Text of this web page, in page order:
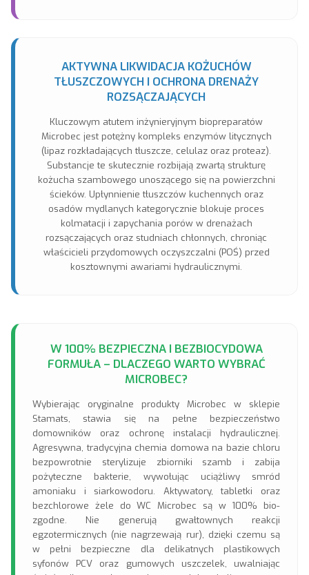
AKTYWNA LIKWIDACJA KOŻUCHÓW
TŁUSZCZOWYCH I OCHRONA DRENAŻY
ROZSĄCZAJĄCYCH
Kluczowym atutem inżynieryjnym biopreparatów
Microbec jest potężny kompleks enzymów litycznych
(lipaz rozkładających tłuszcze, celulaz oraz proteaz).
Substancje te skutecznie rozbijają zwartą strukturę
kożucha szambowego unoszącego się na powierzchni
ścieków. Upłynnienie tłuszczów kuchennych oraz
osadów mydlanych kategorycznie blokuje proces
kolmatacji i zapychania porów w drenażach
rozsączających oraz studniach chłonnych, chroniąc
właścicieli przydomowych oczyszczalni (POŚ) przed
kosztownymi awariami hydraulicznymi.
W 100% BEZPIECZNA I BEZBIOCYDOWA
FORMUŁA – DLACZEGO WARTO WYBRAĆ
MICROBEC?
Wybierając oryginalne produkty Microbec w sklepie
Stamats, stawia się na pełne bezpieczeństwo
domowników oraz ochronę instalacji hydraulicznej.
Agresywna, tradycyjna chemia domowa na bazie chloru
bezpowrotnie sterylizuje zbiorniki szamb i zabija
pożyteczne bakterie, wywołując uciążliwy smród
amoniaku i siarkowodoru. Aktywatory, tabletki oraz
bezchlorowe żele do WC Microbec są w 100% bio-
zgodne. Nie generują gwałtownych reakcji
egzotermicznych (nie nagrzewają rur), dzięki czemu są
w pełni bezpieczne dla delikatnych plastikowych
syfonów PCV oraz gumowych uszczelek, uwalniając